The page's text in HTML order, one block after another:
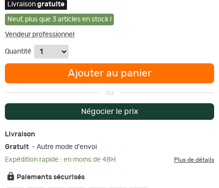
Livraison gratuite
Neuf, plus que 3 articles en stock !
Vendeur professionnel
Quantité
Ajouter au panier
ou
Négocier le prix
Livraison
Gratuit - Autre mode d'envoi
Expédition rapide : en moins de 48H
Plus de détails
Paiements sécurisés